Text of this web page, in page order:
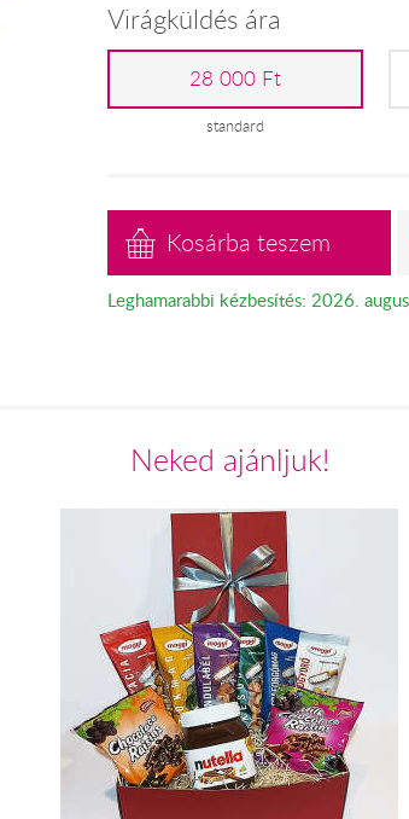
Virágküldés ára
28 000 Ft
standard
Kosárba teszem
Leghamarabbi kézbesítés: 2026.
Neked ajánljuk!